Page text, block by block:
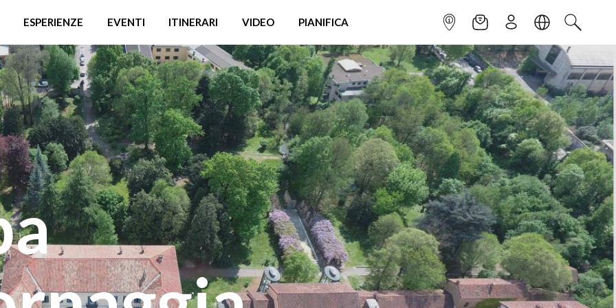
ESPERIENZE EVENTI ITINERARI VIDEO PIANIFICA INFOPOINTNEWSLETTER
ISCRIVITILINGUACERCA